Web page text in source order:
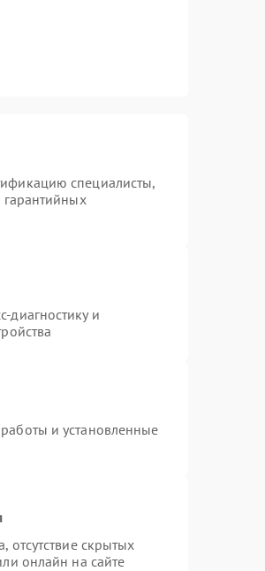
специалисты,
гарантийных
диагностику и
и установленные
отсутствие скрытых
онлайн на сайте